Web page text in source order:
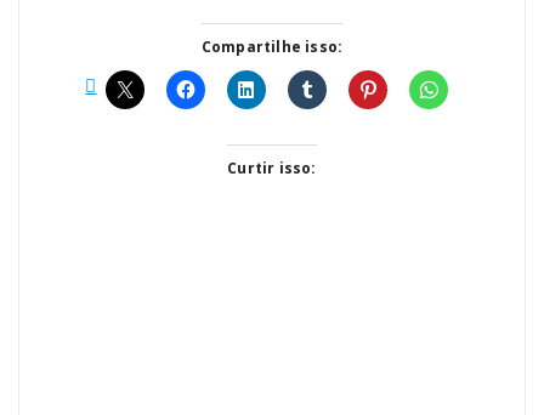
Compartilhe isso:
Curtir isso: